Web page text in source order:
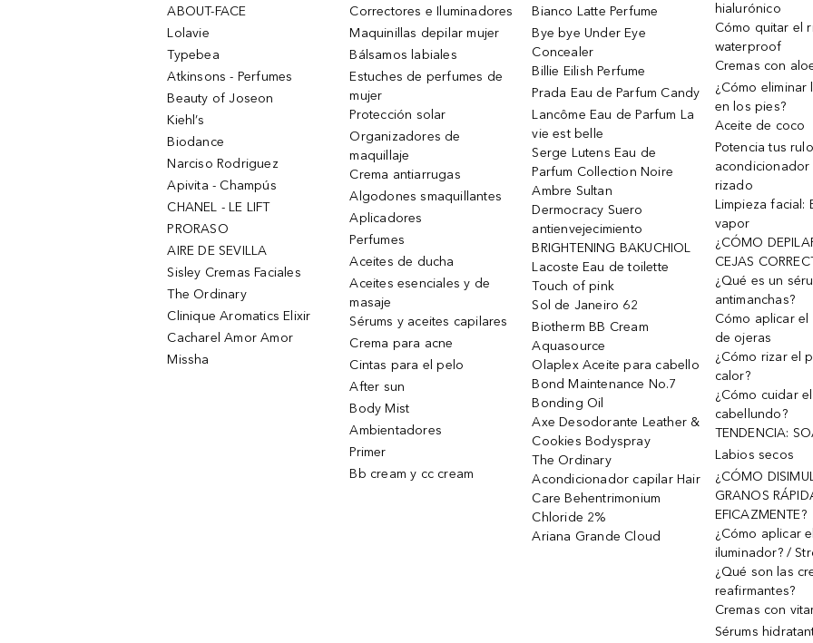
ABOUT-FACE
Lolavie
Typebea
Atkinsons - Perfumes
Beauty of Joseon
Kiehl’s
Biodance
Narciso Rodriguez
Apivita - Champús
CHANEL - LE LIFT
PRORASO
AIRE DE SEVILLA
Sisley Cremas Faciales
The Ordinary
Clinique Aromatics Elixir
Cacharel Amor Amor
Missha
Correctores e Iluminadores
Maquinillas depilar mujer
Bálsamos labiales
Estuches de perfumes de
mujer
Protección solar
Organizadores de
maquillaje
Crema antiarrugas
Algodones smaquillantes
Aplicadores
Perfumes
Aceites de ducha
Aceites esenciales y de
masaje
Sérums y aceites capilares
Crema para acne
Cintas para el pelo
After sun
Body Mist
Ambientadores
Primer
Bb cream y cc cream
Bianco Latte Perfume
Bye bye Under Eye
Concealer
Billie Eilish Perfume
Prada Eau de Parfum Candy
Lancôme Eau de Parfum La
vie est belle
Serge Lutens Eau de
Parfum Collection Noire
Ambre Sultan
Dermocracy Suero
antienvejecimiento
BRIGHTENING BAKUCHIOL
Lacoste Eau de toilette
Touch of pink
Sol de Janeiro 62
Biotherm BB Cream
Aquasource
Olaplex Aceite para cabello
Bond Maintenance No.7
Bonding Oil
Axe Desodorante Leather &
Cookies Bodyspray
The Ordinary
Acondicionador capilar Hair
Care Behentrimonium
Chloride 2%
Ariana Grande Cloud
hialurónico
Cómo quitar el
waterproof
Cremas con
¿Cómo eliminar
en los pies?
Aceite de coco
Potencia tus
rizado
Limpieza facial:
vapor
¿CÓMO
CEJAS
¿Qué es un
antimanchas?
Cómo aplicar
de ojeras
¿Cómo rizar el
calor?
¿Cómo cuidar
cabellundo?
TENDENCIA:
Labios secos
¿CÓMO
GRANOS
EFICAZMENTE?
¿Cómo aplicar
iluminador? /
¿Qué son las
reafirmantes?
Cremas con
Sérums